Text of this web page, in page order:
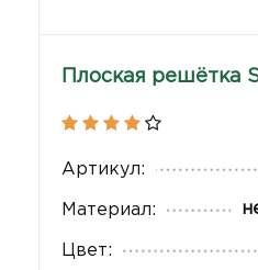
Плоская решётка
Артикул:
Материал:
Цвет: